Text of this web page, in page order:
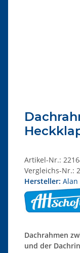
Artikel-Nr.:
Vergleichs-Nr.:
Hersteller: Alan
Dachrahmen
und der